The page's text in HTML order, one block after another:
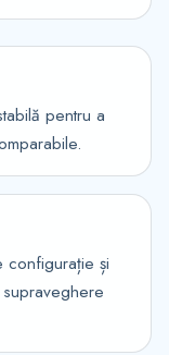
pentru a
configurație și